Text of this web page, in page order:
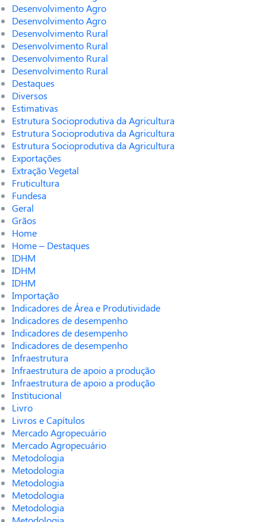
Desenvolvimento Agro
Desenvolvimento Agro
Desenvolvimento Rural
Desenvolvimento Rural
Desenvolvimento Rural
Desenvolvimento Rural
Destaques
Diversos
Estimativas
Estrutura Socioprodutiva da Agricultura
Estrutura Socioprodutiva da Agricultura
Estrutura Socioprodutiva da Agricultura
Exportações
Extração Vegetal
Fruticultura
Fundesa
Geral
Grãos
Home
Home – Destaques
IDHM
IDHM
IDHM
Importação
Indicadores de Área e Produtividade
Indicadores de desempenho
Indicadores de desempenho
Indicadores de desempenho
Infraestrutura
Infraestrutura de apoio a produção
Infraestrutura de apoio a produção
Institucional
Livro
Livros e Capítulos
Mercado Agropecuário
Mercado Agropecuário
Metodologia
Metodologia
Metodologia
Metodologia
Metodologia